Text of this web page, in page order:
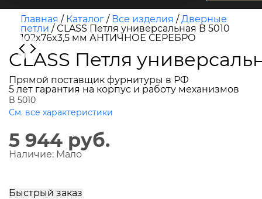
Главная / Каталог / Все изделия /Дверные
петли /CLASS Петля универсальная В 5010
102x76x3,5 мм АНТИЧНОЕ СЕРЕБРО
CLASS Петля
Прямой поставщик фурнитуры в РФ
5 лет гарантия на корпус и работу механизмов
B 5010
См. все характеристики
5 944 руб.
Наличие: Мало
Быстрый заказ